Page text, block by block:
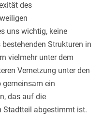
des
uns wichtig, keine
Strukturen in
vielmehr unter dem
Vernetzung unter den
gemeinsam ein
das auf die
Stadtteil abgestimmt ist.